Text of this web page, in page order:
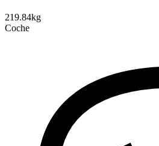
219.84kg
Coche